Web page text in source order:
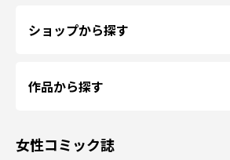
ショップから探す
作品から探す
女性コミック誌